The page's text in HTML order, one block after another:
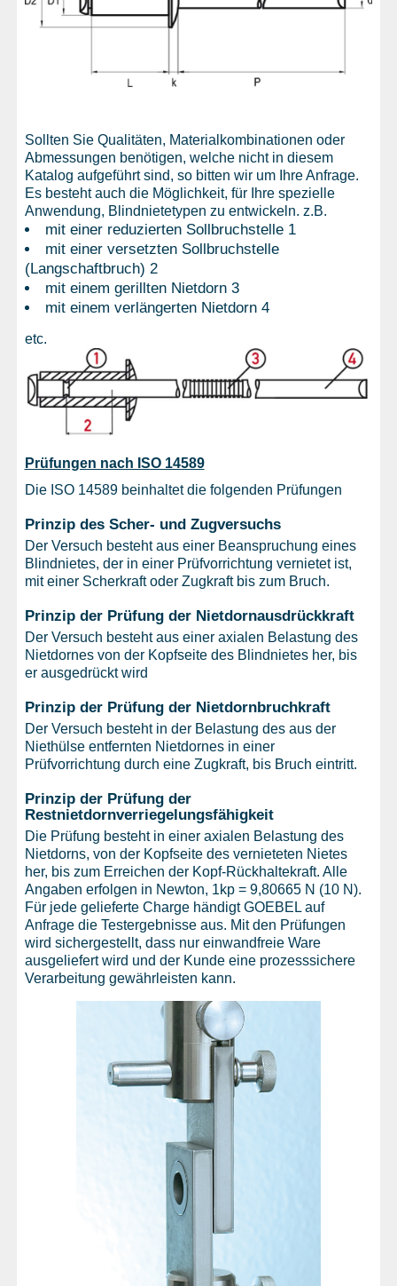
Sollten Sie Qualitäten, Materialkombinationen oder
Abmessungen benötigen, welche nicht in diesem
Katalog aufgeführt sind, so bitten wir um Ihre Anfrage.
Es besteht auch die Möglichkeit, für Ihre spezielle
Anwendung, Blindnietetypen zu entwickeln. z.B.
mit einer reduzierten Sollbruchstelle 1
mit einer versetzten Sollbruchstelle
(Langschaftbruch) 2
mit einem gerillten Nietdorn 3
mit einem verlängerten Nietdorn 4
etc.
Prüfungen nach ISO 14589
Die ISO 14589 beinhaltet die folgenden Prüfungen
Prinzip des Scher- und Zugversuchs
Der Versuch besteht aus einer Beanspruchung eines
Blindnietes, der in einer Prüfvorrichtung vernietet ist,
mit einer Scherkraft oder Zugkraft bis zum Bruch.
Prinzip der Prüfung der Nietdornausdrückkraft
Der Versuch besteht aus einer axialen Belastung des
Nietdornes von der Kopfseite des Blindnietes her, bis
er ausgedrückt wird
Prinzip der Prüfung der Nietdornbruchkraft
Der Versuch besteht in der Belastung des aus der
Niethülse entfernten Nietdornes in einer
Prüfvorrichtung durch eine Zugkraft, bis Bruch eintritt.
Prinzip der Prüfung der
Restnietdornverriegelungsfähigkeit
Die Prüfung besteht in einer axialen Belastung des
Nietdorns, von der Kopfseite des vernieteten Nietes
her, bis zum Erreichen der Kopf-Rückhaltekraft. Alle
Angaben erfolgen in Newton, 1kp = 9,80665 N (10 N).
Für jede gelieferte Charge händigt GOEBEL auf
Anfrage die Testergebnisse aus. Mit den Prüfungen
wird sichergestellt, dass nur einwandfreie Ware
ausgeliefert wird und der Kunde eine prozesssichere
Verarbeitung gewährleisten kann.